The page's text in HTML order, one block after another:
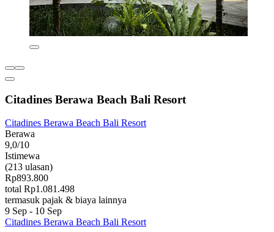
Citadines Berawa Beach Bali Resort
Citadines Berawa Beach Bali Resort
Berawa
9,0/10
Istimewa
(213 ulasan)
Rp893.800
total Rp1.081.498
termasuk pajak & biaya lainnya
9 Sep - 10 Sep
Citadines Berawa Beach Bali Resort